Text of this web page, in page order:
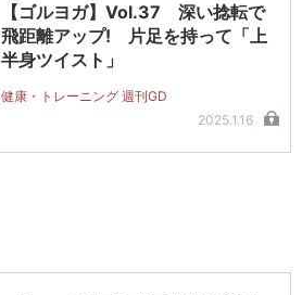
【ゴルヨガ】Vol.37 深い捻転で
飛距離アップ! 片足を持って「上
半身ツイスト」
健康・トレーニング 週刊GD
2025.1.16